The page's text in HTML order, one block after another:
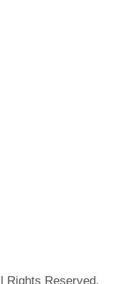
Rights Reserved.